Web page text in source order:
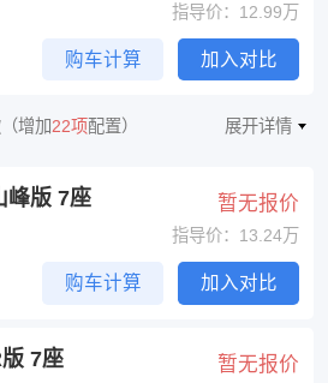
指导价：12.99万
购车计算 加入对比
增加22项配置） 展开详情
峰版 7座 暂无报价
指导价：13.24万
购车计算 加入对比
7座 暂无报价